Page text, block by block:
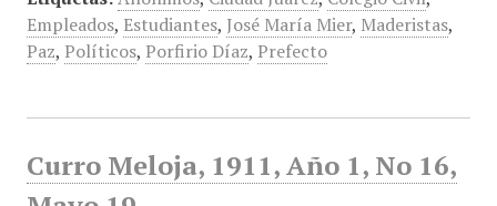
Empleados, Estudiantes, José María Mier, Maderistas,
Paz, Políticos, Porfirio Díaz, Prefecto
Curro Meloja, 1911, Año 1, No 16,